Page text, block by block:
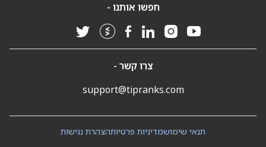
חפשו אותנו -
צרו קשר -
support@tipranks.com
הצהרת נגישותמדיניות פרטיותתנאי שימוש